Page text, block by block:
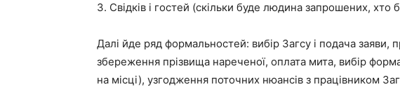
3. Свідків і гостей (скільки буде людина запрошених, хто
Далі йде ряд формальностей: вибір Загсу і подача заяви,
збереження прізвища нареченої, оплата мита, вибір
на місці), узгодження поточних нюансів з працівником